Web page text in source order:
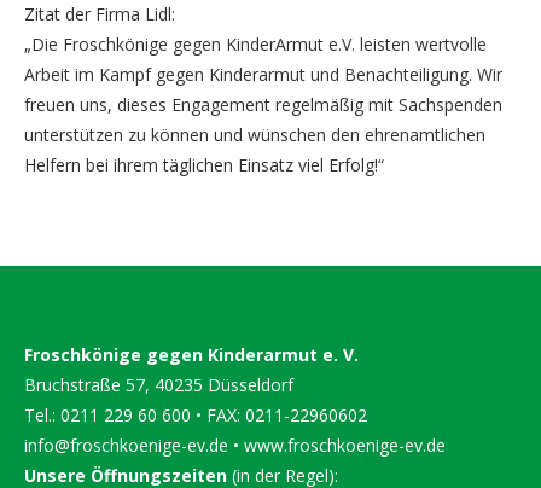
Zitat der Firma Lidl:
„Die Froschkönige gegen KinderArmut e.V. leisten wertvolle
Arbeit im Kampf gegen Kinderarmut und Benachteiligung. Wir
freuen uns, dieses Engagement regelmäßig mit Sachspenden
unterstützen zu können und wünschen den ehrenamtlichen
Helfern bei ihrem täglichen Einsatz viel Erfolg!“
Froschkönige gegen Kinderarmut e. V.
Bruchstraße 57, 40235 Düsseldorf
Tel.: 0211 229 60 600 • FAX: 0211-22960602
info@froschkoenige-ev.de • www.froschkoenige-ev.de
Unsere Öffnungszeiten (in der Regel):